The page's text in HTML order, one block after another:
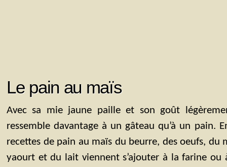
Le pain au maïs
Avec sa mie jaune paille et son goût
ressemble davantage à un gâteau qu’à un pain.
recettes de pain au maïs du beurre, des oeufs, du
yaourt et du lait viennent s’ajouter à la farine ou